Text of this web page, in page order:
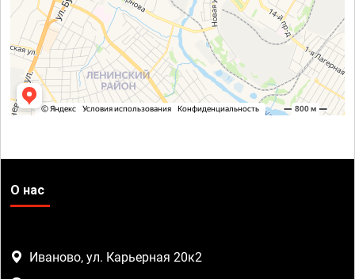
О нас
Иваново, ул. Карьерная 20к2